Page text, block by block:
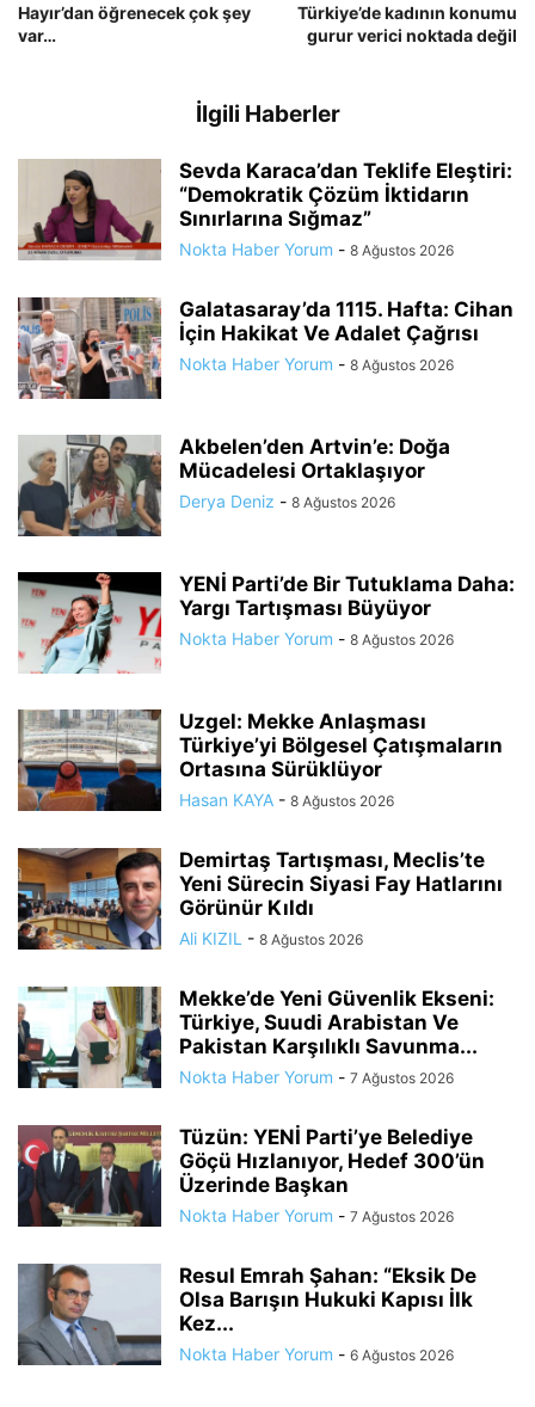
Hayır’dan öğrenecek çok şey
var…
Türkiye’de kadının konumu
gurur verici noktada değil
İlgili Haberler
Sevda Karaca’dan Teklife Eleştiri:
“Demokratik Çözüm İktidarın
Sınırlarına Sığmaz”
Nokta Haber Yorum - 8 Ağustos 2026
Galatasaray’da 1115. Hafta: Cihan
İçin Hakikat Ve Adalet Çağrısı
Nokta Haber Yorum - 8 Ağustos 2026
Akbelen’den Artvin’e: Doğa
Mücadelesi Ortaklaşıyor
Derya Deniz - 8 Ağustos 2026
YENİ Parti’de Bir Tutuklama Daha:
Yargı Tartışması Büyüyor
Nokta Haber Yorum - 8 Ağustos 2026
Uzgel: Mekke Anlaşması
Türkiye’yi Bölgesel Çatışmaların
Ortasına Sürüklüyor
Hasan KAYA - 8 Ağustos 2026
Demirtaş Tartışması, Meclis’te
Yeni Sürecin Siyasi Fay Hatlarını
Görünür Kıldı
Ali KIZIL - 8 Ağustos 2026
Mekke’de Yeni Güvenlik Ekseni:
Türkiye, Suudi Arabistan Ve
Pakistan Karşılıklı Savunma...
Nokta Haber Yorum - 7 Ağustos 2026
Tüzün: YENİ Parti’ye Belediye
Göçü Hızlanıyor, Hedef 300’ün
Üzerinde Başkan
Nokta Haber Yorum - 7 Ağustos 2026
Resul Emrah Şahan: “Eksik De
Olsa Barışın Hukuki Kapısı İlk
Kez...
Nokta Haber Yorum - 6 Ağustos 2026